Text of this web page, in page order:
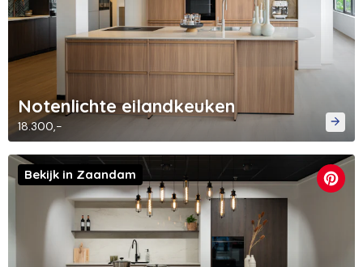
Notenlichte eilandkeuken
18.300,-
Bekijk in Zaandam